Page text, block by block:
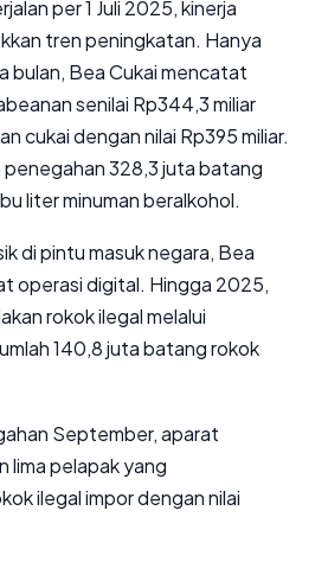
per 1 Juli 2025, kinerja
tren peningkatan. Hanya
bulan, Bea Cukai mencatat
senilai Rp344,3 miliar
cukai dengan nilai Rp395 miliar.
penegahan 328,3 juta batang
liter minuman beralkohol.
di pintu masuk negara, Bea
operasi digital. Hingga 2025,
rokok ilegal melalui
140,8 juta batang rokok
September, aparat
lima pelapak yang
ilegal impor dengan nilai